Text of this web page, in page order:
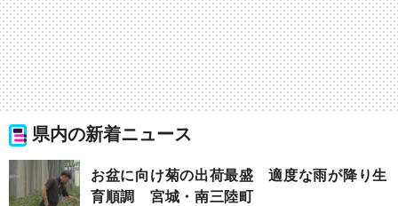
県内の新着ニュース
お盆に向け菊の出荷最盛 適度な雨が降り生
育順調 宮城・南三陸町